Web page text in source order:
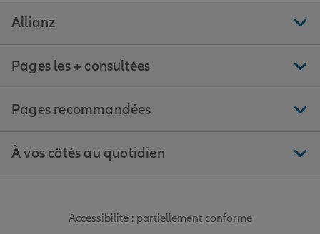
Allianz
Pages les + consultées
Pages recommandées
À vos côtés au quotidien
Accessibilité : partiellement conforme